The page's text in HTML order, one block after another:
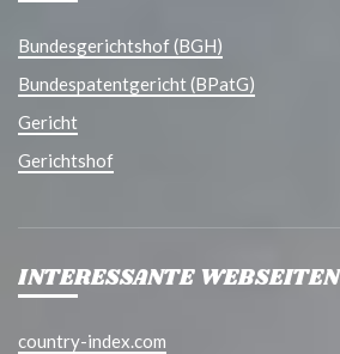
Bundesgerichtshof (BGH)
Bundespatentgericht (BPatG)
Gericht
Gerichtshof
INTERESSANTE WEBSEITEN
country-index.com